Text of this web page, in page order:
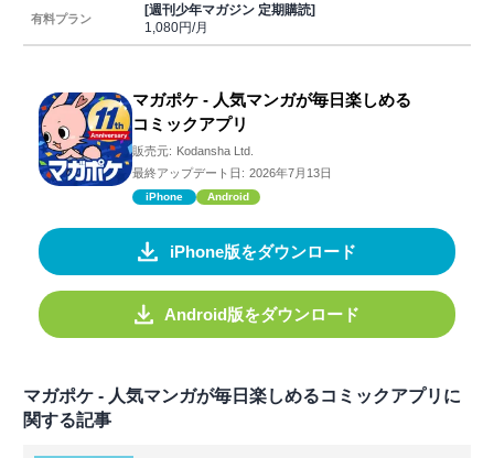
有料プラン
[週刊少年マガジン 定期購読]
1,080円/月
マガポケ - 人気マンガが毎日楽しめる
コミックアプリ
販売元: Kodansha Ltd.
最終アップデート日: 2026年7月13日
iPhone Android
iPhone版をダウンロード
Android版をダウンロード
マガポケ - 人気マンガが毎日楽しめるコミックアプリに
関する記事